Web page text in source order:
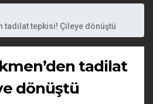
tadilat tepkisi! Çileye dönüştü
tadilat
dönüştü